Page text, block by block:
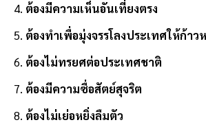
ต้องมีความเห็นอันเที่ยงตรง
ต้องทำเพื่อมุ่งจรรโลงประเทศให้ก้าว
ต้องไม่ทรยศต่อประเทศชาติ
ต้องมีความซื่อสัตย์สุจริต
ต้องไม่เย่อหยิ่งลืมตัว